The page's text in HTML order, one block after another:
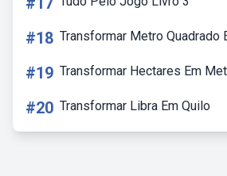
#18 Transformar Metro Quadrado
#19 Transformar Hectares Em
#20 Transformar Libra Em Quilo